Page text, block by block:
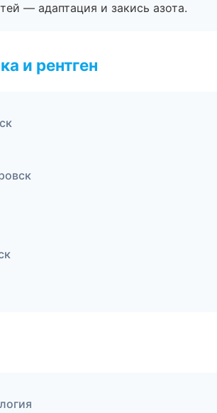
— адаптация и закись азота.
и рентген